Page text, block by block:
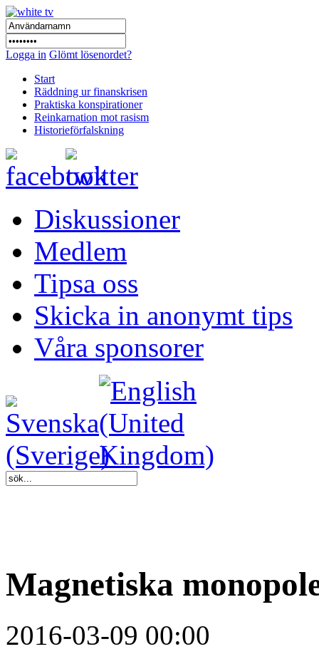
Logga in Glömt lösenordet?
Start
Räddning ur finanskrisen
Praktiska konspirationer
Reinkarnation mot rasism
Historieförfalskning
Diskussioner
Medlem
Tipsa oss
Skicka in anonymt tips
Våra sponsorer
Magnetiska
2016-03-09 00:00